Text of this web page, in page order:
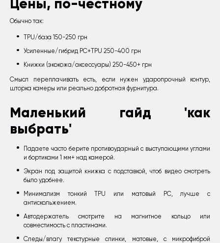
Цены, по-честному
Обычно так:
TPU/база 150-250 грн
Усиленные/гибрид PC+TPU 250-400 грн
Книжки (экокожа/аксессуары) 250-450+ грн
Смысл переплачивать есть, если нужен ударопрочный контур,
шторка камеры или реально добротная фурнитура.
Маленький гайд 'как
выбрать'
Падаете часто берите противоударный с выступающими углами
и бортиками 1 мм+ над камерой.
Экран под защитой книжка c подставкой, чтоб видео смотреть
было удобнее.
Минимализм тонкий TPU или матовый PC, лучше с
антискольжением.
Автодержатель смотрите на магнитное кольцо или
совместимость с пластинами.
Следы/влагу текстурные спинки, матовые, с микрофиброй